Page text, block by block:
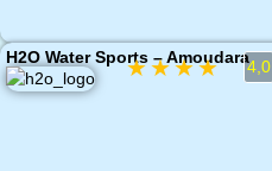
H2O Water Sports – Amoudara
★★★★★ 4,0